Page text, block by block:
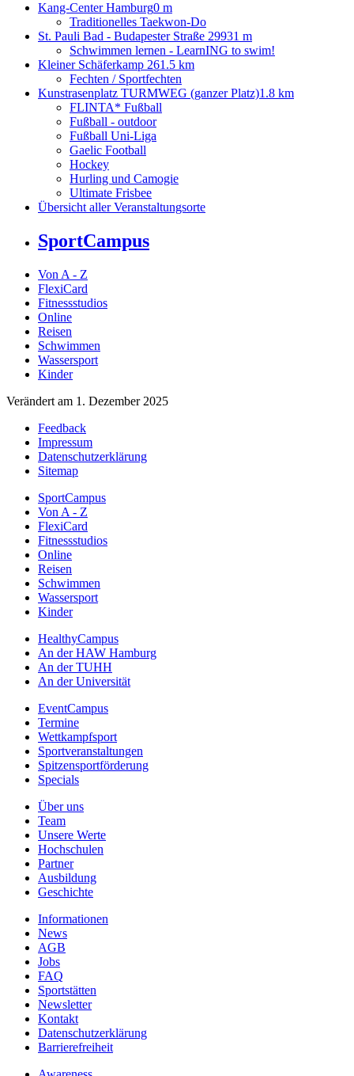
Kang-Center Hamburg0 m
Traditionelles Taekwon-Do
St. Pauli Bad - Budapester Straße 29931 m
Schwimmen lernen - LearnING to swim!
Kleiner Schäferkamp 261.5 km
Fechten / Sportfechten
Kunstrasenplatz TURMWEG (ganzer Platz)1.8 km
FLINTA* Fußball
Fußball - outdoor
Fußball Uni-Liga
Gaelic Football
Hockey
Hurling und Camogie
Ultimate Frisbee
Übersicht aller Veranstaltungsorte
SportCampus
Von A - Z
FlexiCard
Fitnessstudios
Online
Reisen
Schwimmen
Wassersport
Kinder
Verändert am 1. Dezember 2025
Feedback
Impressum
Datenschutzerklärung
Sitemap
SportCampus
Von A - Z
FlexiCard
Fitnessstudios
Online
Reisen
Schwimmen
Wassersport
Kinder
HealthyCampus
An der HAW Hamburg
An der TUHH
An der Universität
EventCampus
Termine
Wettkampfsport
Sportveranstaltungen
Spitzensportförderung
Specials
Über uns
Team
Unsere Werte
Hochschulen
Partner
Ausbildung
Geschichte
Informationen
News
AGB
Jobs
FAQ
Sportstätten
Newsletter
Kontakt
Datenschutzerklärung
Barrierefreiheit